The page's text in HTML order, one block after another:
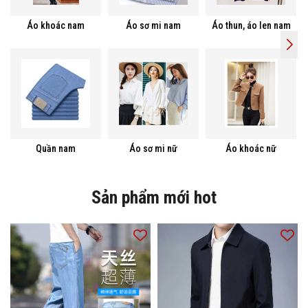
Áo khoác nam Áo sơ mi nam Áo thun, áo len nam
Quần nam Áo sơ mi nữ Áo khoác nữ
Sản phẩm mới hot